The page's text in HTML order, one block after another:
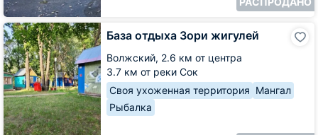
База отдыха Зори жигулей
Волжский, 2.6 км от центра
3.7 км от реки Сок
Своя ухоженная территория Мангал
Рыбалка
База
отдыха
Зори
жигулей